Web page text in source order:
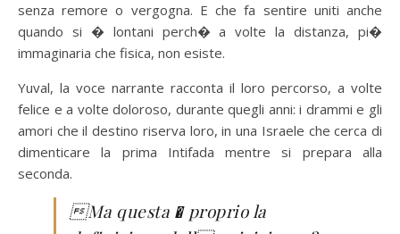
senza remore o vergogna. E che fa sentire uniti anche
quando si � lontani perch� a volte la distanza, pi�
immaginaria che fisica, non esiste.
Yuval, la voce narrante racconta il loro percorso, a volte
felice e a volte doloroso, durante quegli anni: i drammi e gli
amori che il destino riserva loro, in una Israele che cerca di
dimenticare la prima Intifada mentre si prepara alla
seconda.
Ma questa � proprio la